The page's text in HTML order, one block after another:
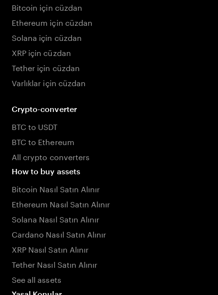
Bitcoin için cüzdan
Ethereum için cüzdan
Solana için cüzdan
XRP için cüzdan
Tether için cüzdan
Varlıklar için cüzdan
Crypto-converter
BTC to USDT
BTC to Ethereum
All crypto converters
How to buy assets
Bitcoin Nasıl Satın Alınır
Ethereum Nasıl Satın Alınır
Solana Nasıl Satın Alınır
Cardano Nasıl Satın Alınır
XRP Nasıl Satın Alınır
Tether Nasıl Satın Alınır
See all assets